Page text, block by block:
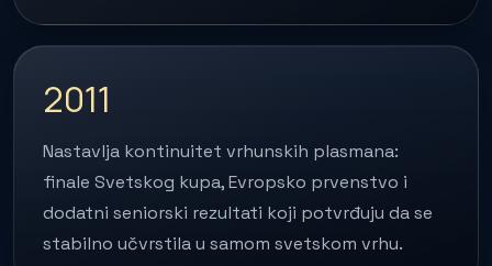
2011
Nastavlja kontinuitet vrhunskih plasmana:
finale Svetskog kupa, Evropsko prvenstvo i
dodatni seniorski rezultati koji potvrđuju da se
stabilno učvrstila u samom svetskom vrhu.